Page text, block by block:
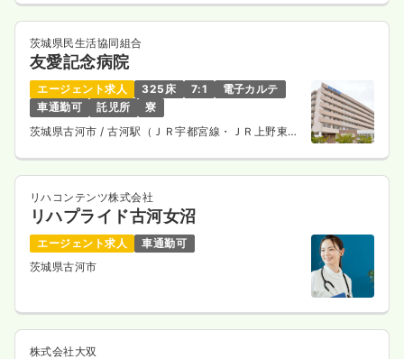
茨城県民生活協同組合
友愛記念病院
エージェント求人 325床 7:1
電子カルテ
車通勤可
託児所
寮
茨城県古河市 / 古河駅（ＪＲ宇都宮線・ＪＲ上野東京
リハコンテンツ株式会社
リハプライド古河女沼
エージェント求人
車通勤可
茨城県古河市
株式会社大双